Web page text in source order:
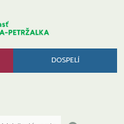
DOSPELÍ